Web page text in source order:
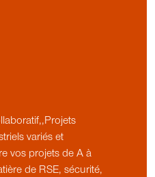
variés et
vos projets de A à
de RSE, sécurité,